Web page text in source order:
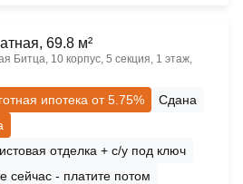
69.8 м²
Битца, 10 корпус, 5 секция, 1 этаж,
ипотека от 5.75%
Сдана
отделка + с/у под ключ
сейчас - платите потом